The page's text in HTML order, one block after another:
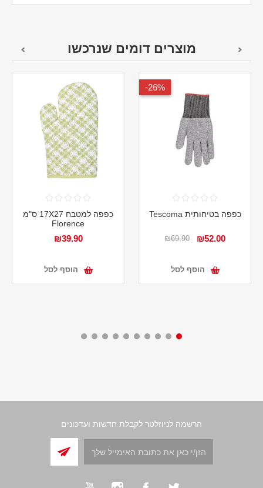
מוצרים דומים שנרכשו
26%-
כפפה בטיחותית Tescoma
₪52.00
₪69.90
הוסף לסל
כפפה למטבח 17X27 ס"מ
Florence
₪39.90
הוסף לסל
הרשמה לניוזלטר לקבלת חדשות ועדכונים